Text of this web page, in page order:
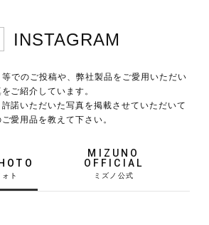
フットサル
グ
INSTAGRAM
でのご投稿や、弊社製品をご愛用いただい
ご紹介しています。
諾いただいた写真を掲載させていただいて
愛用品を教えて下さい。
MIZUNO
OFFICIAL